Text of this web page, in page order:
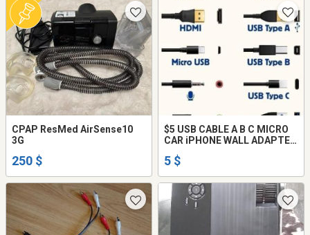
CPAP ResMed AirSense10
3G
250 $
$5 USB CABLE A B C MICRO
CAR iPHONE WALL ADAPTER
5 $